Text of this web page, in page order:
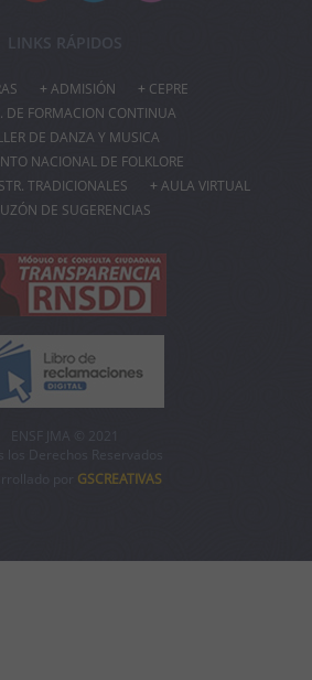
LINKS RÁPIDOS
ADMISIÓN
CEPRE
DE FORMACION CONTINUA
DE DANZA Y MUSICA
NACIONAL DE FOLKLORE
TRADICIONALES
AULA VIRTUAL
DE SUGERENCIAS
ENSF JMA © 2021
los Derechos Reservados
por GSCREATIVAS